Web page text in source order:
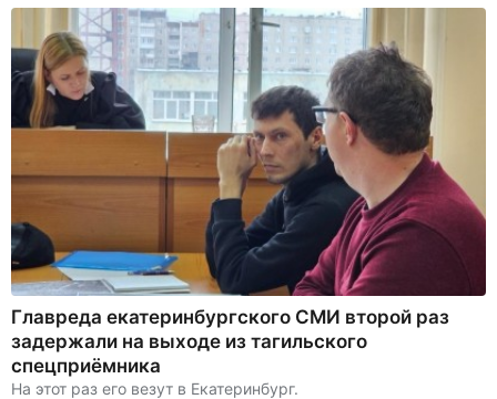
Главреда екатеринбургского СМИ второй раз
задержали на выходе из тагильского
спецприёмника
На этот раз его везут в Екатеринбург.